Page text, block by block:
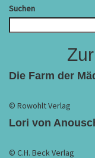
Suchen
Die Farm der
© Rowohlt Verlag
Lori von
© C.H. Beck Verlag